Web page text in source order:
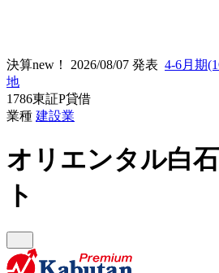
決算new！ 2026/08/07 発表 4-6月期
地
1786東証P貸借
業種 建設業
オリエンタル白
ト